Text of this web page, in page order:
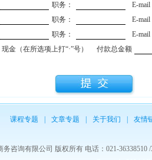
职务：
E-mail
职务：
E-mail
职务：
E-mail
现金（在所选项上打“·”号） 付款总金额
课程专题 文章专题 关于我们 友情
咨询有限公司 版权所有 电话：021-36338510 /